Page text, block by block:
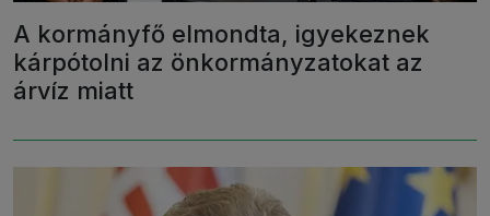
A kormányfő elmondta, igyekeznek
kárpótolni az önkormányzatokat az
árvíz miatt